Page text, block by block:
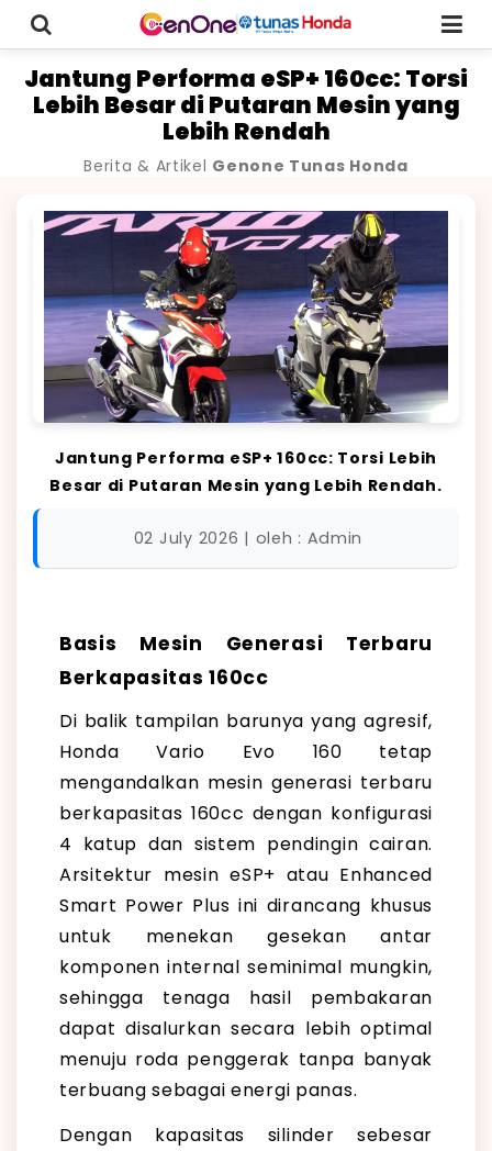
Jantung Performa eSP+ 160cc: Torsi
Lebih Besar di Putaran Mesin yang
Lebih Rendah
Berita & Artikel Genone Tunas Honda
Jantung Performa eSP+ 160cc: Torsi Lebih
Besar di Putaran Mesin yang Lebih Rendah.
02 July 2026 | oleh : Admin
Basis Mesin Generasi Terbaru
Berkapasitas 160cc
Di balik tampilan barunya yang agresif,
Honda Vario Evo 160 tetap
mengandalkan mesin generasi terbaru
berkapasitas 160cc dengan konfigurasi
4 katup dan sistem pendingin cairan.
Arsitektur mesin eSP+ atau Enhanced
Smart Power Plus ini dirancang khusus
untuk menekan gesekan antar
komponen internal seminimal mungkin,
sehingga tenaga hasil pembakaran
dapat disalurkan secara lebih optimal
menuju roda penggerak tanpa banyak
terbuang sebagai energi panas.
Dengan kapasitas silinder sebesar